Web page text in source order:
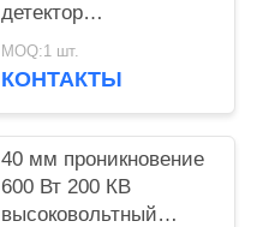
детектор
рентгеновских лучей
с проникновением 22
MOQ:1 шт.
КОНТАКТЫ
40 мм проникновение
600 Вт 200 КВ
высоковольтный